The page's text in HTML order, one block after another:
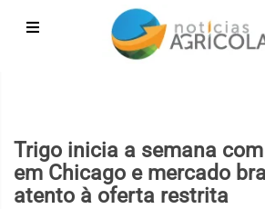
Trigo inicia a semana
em Chicago e mercado
atento à oferta restrita